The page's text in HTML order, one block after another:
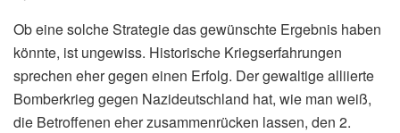
Ob eine solche Strategie das gewünschte Ergebnis haben
könnte, ist ungewiss. Historische Kriegserfahrungen
sprechen eher gegen einen Erfolg. Der gewaltige alliierte
Bomberkrieg gegen Nazideutschland hat, wie man weiß,
die Betroffenen eher zusammenrücken lassen, den 2.